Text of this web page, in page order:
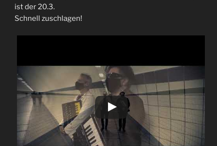
ist der 20.3.
Schnell zuschlagen!